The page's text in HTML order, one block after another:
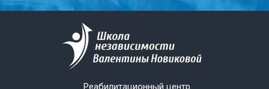
Реабилитационный центр.